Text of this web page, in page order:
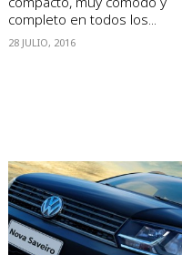
completo en todos los...
28 JULIO, 2016
VER NOTA